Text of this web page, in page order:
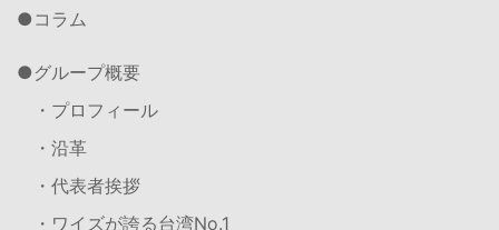
コラム
グループ概要
・プロフィール
・沿革
・代表者挨拶
・ワイズが誇る台湾No.1